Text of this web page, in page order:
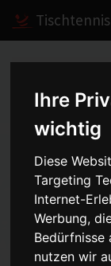
Ihre
wichtig
Diese
Targeting
Internet-
Werbung,
Bedürfnisse
nutzen wir
2010/
Mannschaft